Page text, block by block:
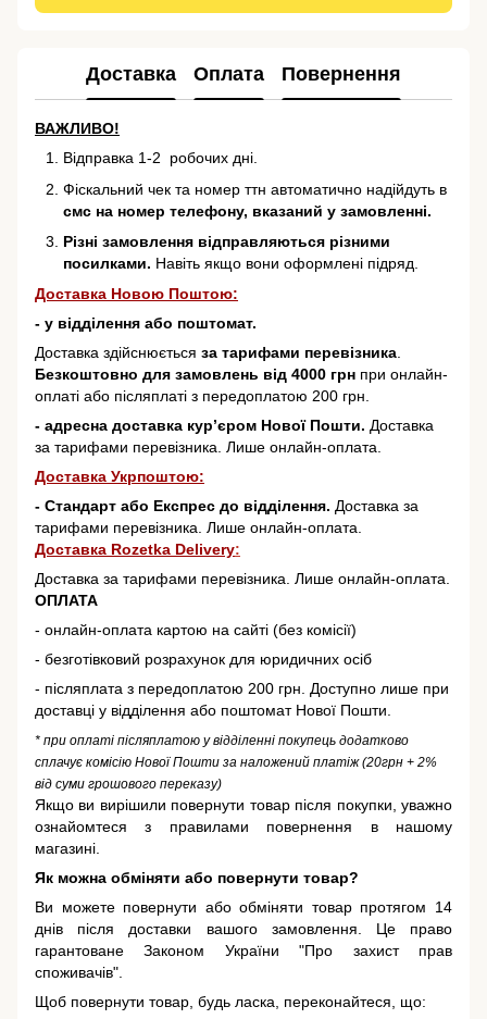
Доставка Оплата Повернення
ВАЖЛИВО!
Відправка 1-2 робочих дні.
Фіскальний чек та номер ттн автоматично надійдуть в
смс на номер телефону, вказаний у замовленні.
Різні замовлення відправляються різними
посилками. Навіть якщо вони оформлені підряд.
Доставка Новою Поштою:
- у відділення або поштомат.
Доставка здійснюється за тарифами перевізника.
Безкоштовно для замовлень від 4000 грн при онлайн-
оплаті або післяплаті з передоплатою 200 грн.
- адресна доставка кур’єром Нової Пошти. Доставка
за тарифами перевізника. Лише онлайн-оплата.
Доставка Укрпоштою:
- Стандарт або Експрес до відділення. Доставка за
тарифами перевізника. Лише онлайн-оплата.
Доставка Rozetka Delivery:
Доставка за тарифами перевізника. Лише онлайн-оплата.
ОПЛАТА
- онлайн-оплата картою на сайті (без комісії)
- безготівковий розрахунок для юридичних осіб
- післяплата з передоплатою 200 грн. Доступно лише при
доставці у відділення або поштомат Нової Пошти.
* при оплаті післяплатою у відділенні покупець додатково
сплачує комісію Нової Пошти за наложений платіж (20грн + 2%
від суми грошового переказу)
Якщо ви вирішили повернути товар після покупки, уважно
ознайомтеся з правилами повернення в нашому
магазині.
Як можна обміняти або повернути товар?
Ви можете повернути або обміняти товар протягом 14
днів після доставки вашого замовлення. Це право
гарантованеЗаконом України "Про захист прав
споживачів".
Щоб повернути товар, будь ласка, переконайтеся, що: